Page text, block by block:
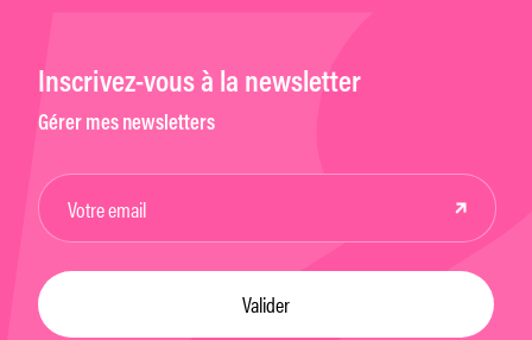
Inscrivez-vous à la newsletter
Gérer mes newsletters